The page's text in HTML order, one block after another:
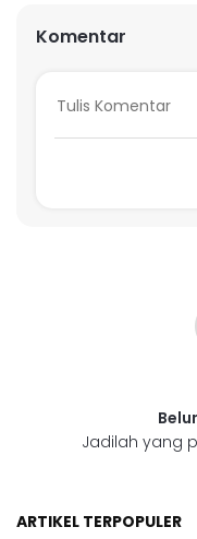
Komentar
Jadilah yang
ARTIKEL TERPOPULER